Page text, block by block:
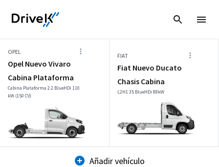
OPEL
Opel Nuevo Vivaro
Cabina Plataforma
Cabina Plataforma 2.2 BlueHDi 110
kW (150 CV)
FIAT
Fiat Nuevo Ducato
Chasis Cabina
L2H1 35 BlueHDi 88kW
Añadir vehículo